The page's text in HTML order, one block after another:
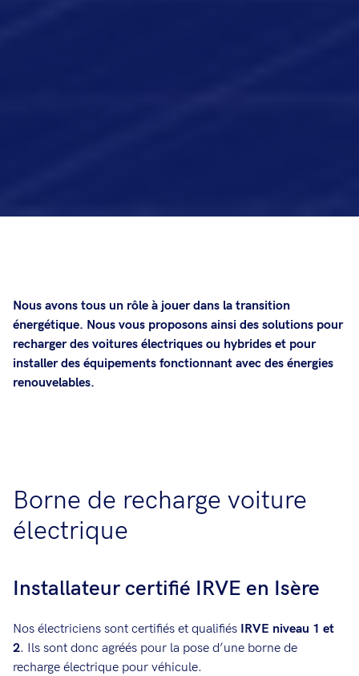
Nous avons tous un rôle à jouer dans la transition
énergétique. Nous vous proposons ainsi des solutions pour
recharger des voitures électriques ou hybrides et pour
installer des équipements fonctionnant avec des énergies
renouvelables.
Borne de recharge voiture
électrique
Installateur certifié IRVE en Isère
Nos électriciens sont certifiés et qualifiés IRVE niveau 1 et
2. Ils sont donc agréés pour la pose d’une borne de
recharge électrique pour véhicule.